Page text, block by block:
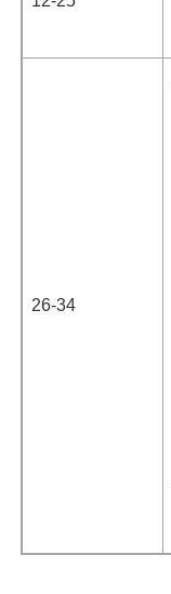
26-34